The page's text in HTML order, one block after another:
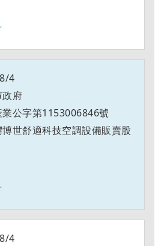
4
府
業公字第1153006846號
博世舒適科技空調設備販賣股
4